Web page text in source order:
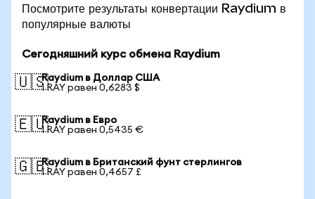
Посмотрите результаты конвертации Raydium в
популярные валюты
Сегодняшний курс обмена Raydium
🇺🇸Raydium в Доллар США
1 RAY равен 0,6283 $
🇪🇺Raydium в Евро
1 RAY равен 0,5435 €
🇬🇧Raydium в Британский фунт стерлингов
1 RAY равен 0,4657 £